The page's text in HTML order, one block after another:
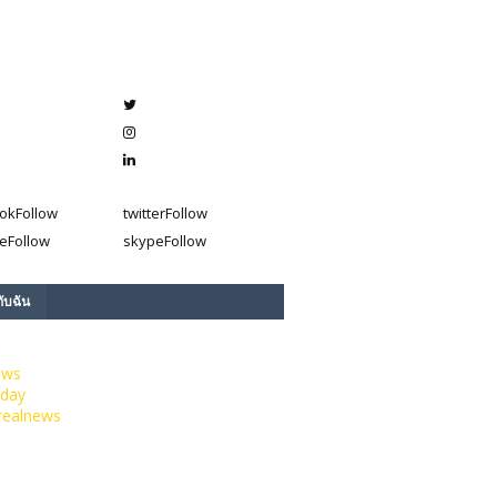
Follow twitterFollow
Follow skypeFollow
บฉัน